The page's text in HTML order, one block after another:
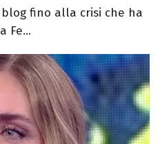
fino alla crisi che ha
Fe...